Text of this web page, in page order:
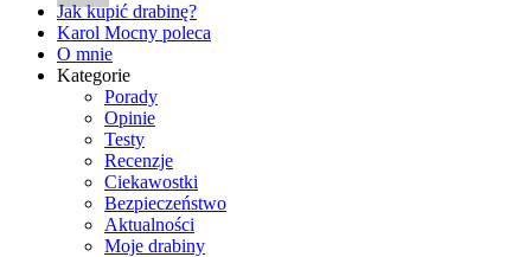
Jak kupić drabinę?
Karol Mocny poleca
O mnie
Kategorie
Porady
Opinie
Testy
Recenzje
Ciekawostki
Bezpieczeństwo
Aktualności
Moje drabiny